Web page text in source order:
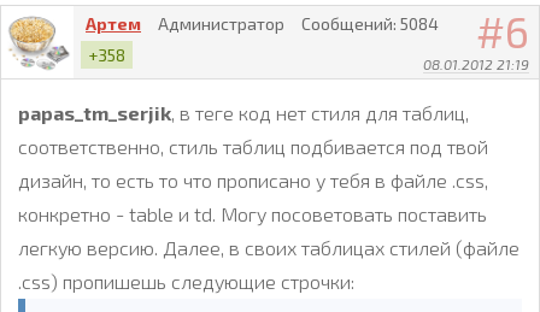
6
08.01.2012 21:19
Артем Администратор Сообщений: 5084
+358
papas_tm_serjik, в теге код нет стиля для таблиц,
соответственно, стиль таблиц подбивается под твой
дизайн, то есть то что прописано у тебя в файле .css,
конкретно - table и td. Могу посоветовать поставить
легкую версию. Далее, в своих таблицах стилей (файле
.css) пропишешь следующие строчки: